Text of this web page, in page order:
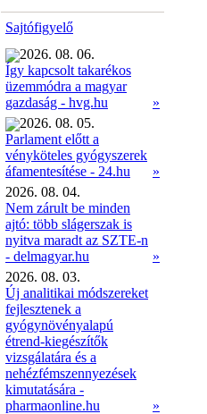
Sajtófigyelő
2026. 08. 06.
Így kapcsolt takarékos
üzemmódra a magyar
gazdaság - hvg.hu
»
2026. 08. 05.
Parlament előtt a
vényköteles gyógyszerek
áfamentesítése - 24.hu
»
2026. 08. 04.
Nem zárult be minden
ajtó: több slágerszak is
nyitva maradt az SZTE-n
- delmagyar.hu
»
2026. 08. 03.
Új analitikai módszereket
fejlesztenek a
gyógynövényalapú
étrend-kiegészítők
vizsgálatára és a
nehézfémszennyezések
kimutatására -
pharmaonline.hu
»